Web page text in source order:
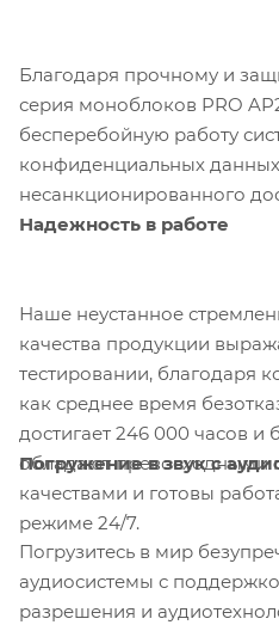
Благодаря прочному и
серия моноблоков PRO
бесперебойную работу
конфиденциальных
несанкционированного
Надежность в работе
Наше неустанное
качества продукции
тестировании, благодаря
как среднее время
достигает 246 000 часов и
обладают превосходными
качествами и готовы
режиме 24/7.
Погружение в звук с
Погрузитесь в мир
аудиосистемы с
разрешения и